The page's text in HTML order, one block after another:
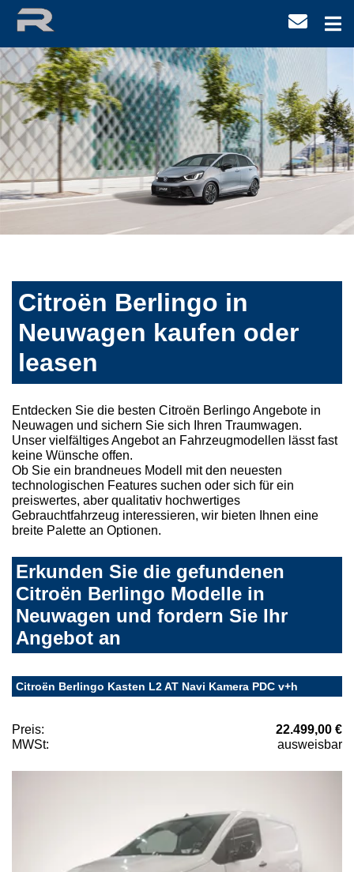
Citroën Berlingo in
Neuwagen kaufen oder
leasen
Entdecken Sie die besten Citroën Berlingo Angebote in
Neuwagen und sichern Sie sich Ihren Traumwagen.
Unser vielfältiges Angebot an Fahrzeugmodellen lässt fast
keine Wünsche offen.
Ob Sie ein brandneues Modell mit den neuesten
technologischen Features suchen oder sich für ein
preiswertes, aber qualitativ hochwertiges
Gebrauchtfahrzeug interessieren, wir bieten Ihnen eine
breite Palette an Optionen.
Erkunden Sie die gefundenen
Citroën Berlingo Modelle in
Neuwagen und fordern Sie Ihr
Angebot an
Citroën Berlingo Kasten L2 AT Navi Kamera PDC v+h
Preis:
22.499,00 €
MWSt:
ausweisbar